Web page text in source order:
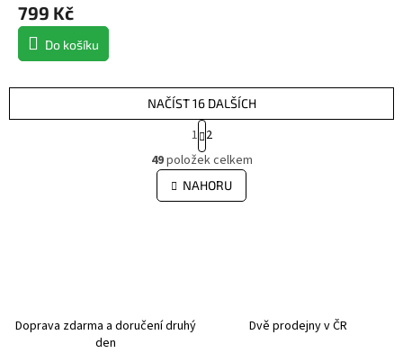
799 Kč
Do košíku
O
v
l
á
NAČÍST 16 DALŠÍCH
S
t
r
á
n
k
1 2
49položek celkem
NAHORU
Doprava zdarma a doručení druhý
den
Dvě prodejny v ČR